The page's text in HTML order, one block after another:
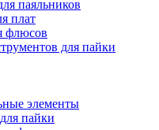
паяльников
плат
флюсов
для пайки
элементы
пайки